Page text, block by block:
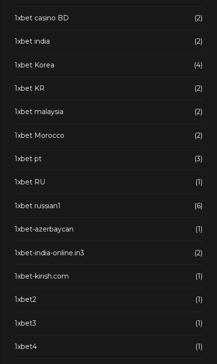
1xbet casino BD (2)
1xbet india (2)
1xbet Korea (4)
1xbet KR (2)
1xbet malaysia (2)
1xbet Morocco (2)
1xbet pt (3)
1xbet RU (1)
1xbet russian1 (6)
1xbet-azerbaycan (1)
1xbet-india-online.in3 (2)
1xbet-kirish.com (1)
1xbet2 (1)
1xbet3 (1)
1xbet4 (1)